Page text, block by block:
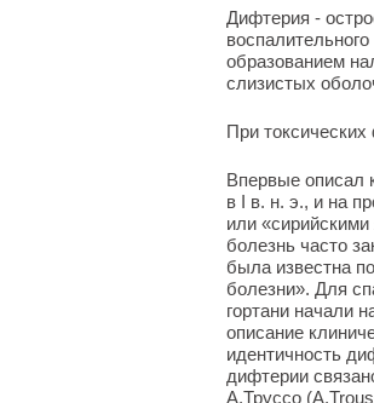
Дифтерия -
образованием
слизистых
При
Впервые описал
в I в. н. э., и на
или
болезнь часто
была известна
болезни». Для
гортани начали
описание
идентичность
дифтерии
А.Труссо